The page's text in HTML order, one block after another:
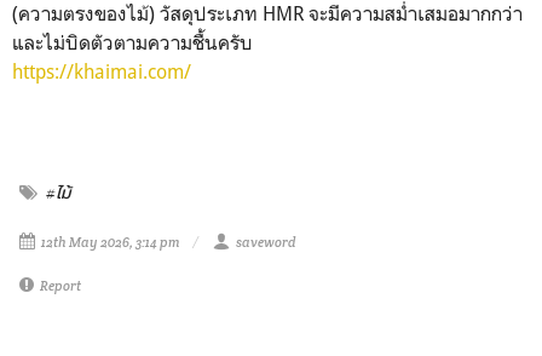
(ความตรงของไม้) วัสดุประเภท HMR จะมีความสม่ำเสมอมากกว่า
และไม่บิดตัวตามความชื้นครับ
https://khaimai.com/
#ไม้
12th May 2026, 3:14 pm saveword
Report